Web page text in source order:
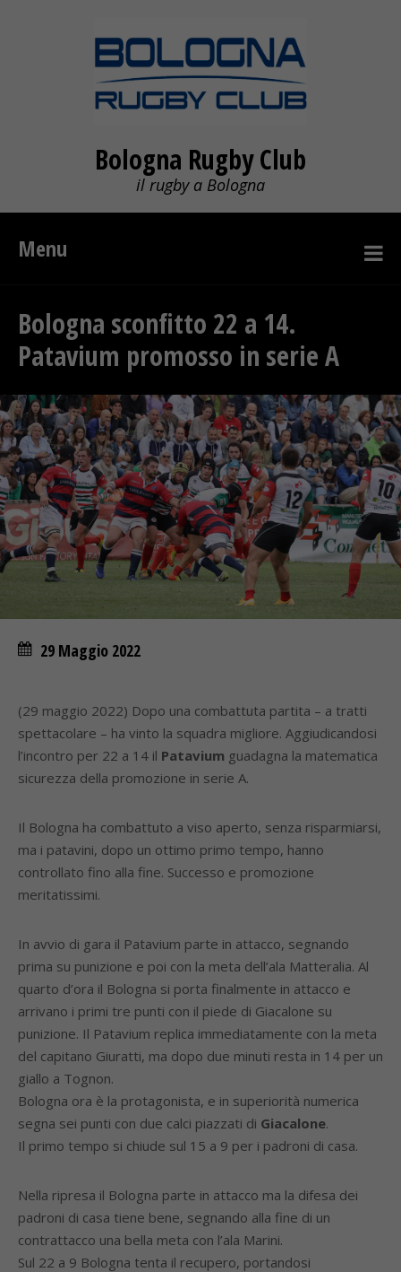
Bologna Rugby Club
il rugby a Bologna
Menu
Bologna sconfitto 22 a 14.
Patavium promosso in serie A
29 Maggio 2022
(29 maggio 2022) Dopo una combattuta partita – a tratti
spettacolare – ha vinto la squadra migliore. Aggiudicandosi
l’incontro per 22 a 14 il Patavium guadagna la matematica
sicurezza della promozione in serie A.
Il Bologna ha combattuto a viso aperto, senza risparmiarsi,
ma i patavini, dopo un ottimo primo tempo, hanno
controllato fino alla fine. Successo e promozione
meritatissimi.
In avvio di gara il Patavium parte in attacco, segnando
prima su punizione e poi con la meta dell’ala Matteralia. Al
quarto d’ora il Bologna si porta finalmente in attacco e
arrivano i primi tre punti con il piede di Giacalone su
punizione. Il Patavium replica immediatamente con la meta
del capitano Giuratti, ma dopo due minuti resta in 14 per un
giallo a Tognon.
Bologna ora è la protagonista, e in superiorità numerica
segna sei punti con due calci piazzati di Giacalone.
Il primo tempo si chiude sul 15 a 9 per i padroni di casa.
Nella ripresa il Bologna parte in attacco ma la difesa dei
padroni di casa tiene bene, segnando alla fine di un
contrattacco una bella meta con l’ala Marini.
Sul 22 a 9 Bologna tenta il recupero, portandosi